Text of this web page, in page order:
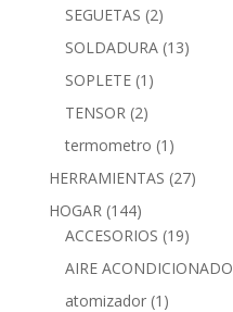
SEGUETAS (2)
SOLDADURA (13)
SOPLETE (1)
TENSOR (2)
termometro (1)
HERRAMIENTAS (27)
HOGAR (144)
ACCESORIOS (19)
AIRE ACONDICIONADO
atomizador (1)